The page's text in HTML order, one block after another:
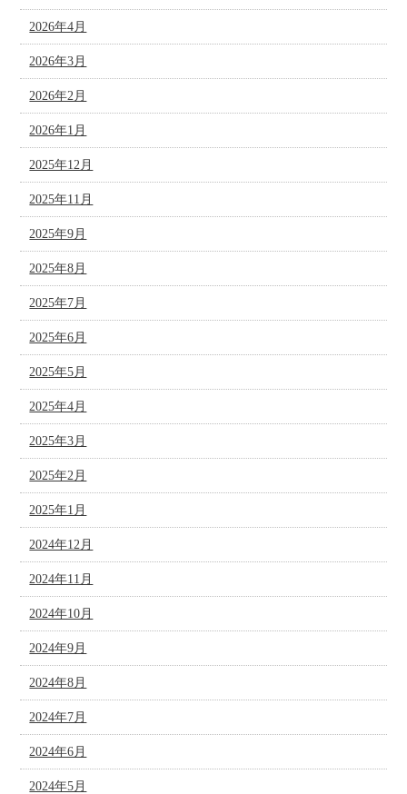
2026年4月
2026年3月
2026年2月
2026年1月
2025年12月
2025年11月
2025年9月
2025年8月
2025年7月
2025年6月
2025年5月
2025年4月
2025年3月
2025年2月
2025年1月
2024年12月
2024年11月
2024年10月
2024年9月
2024年8月
2024年7月
2024年6月
2024年5月